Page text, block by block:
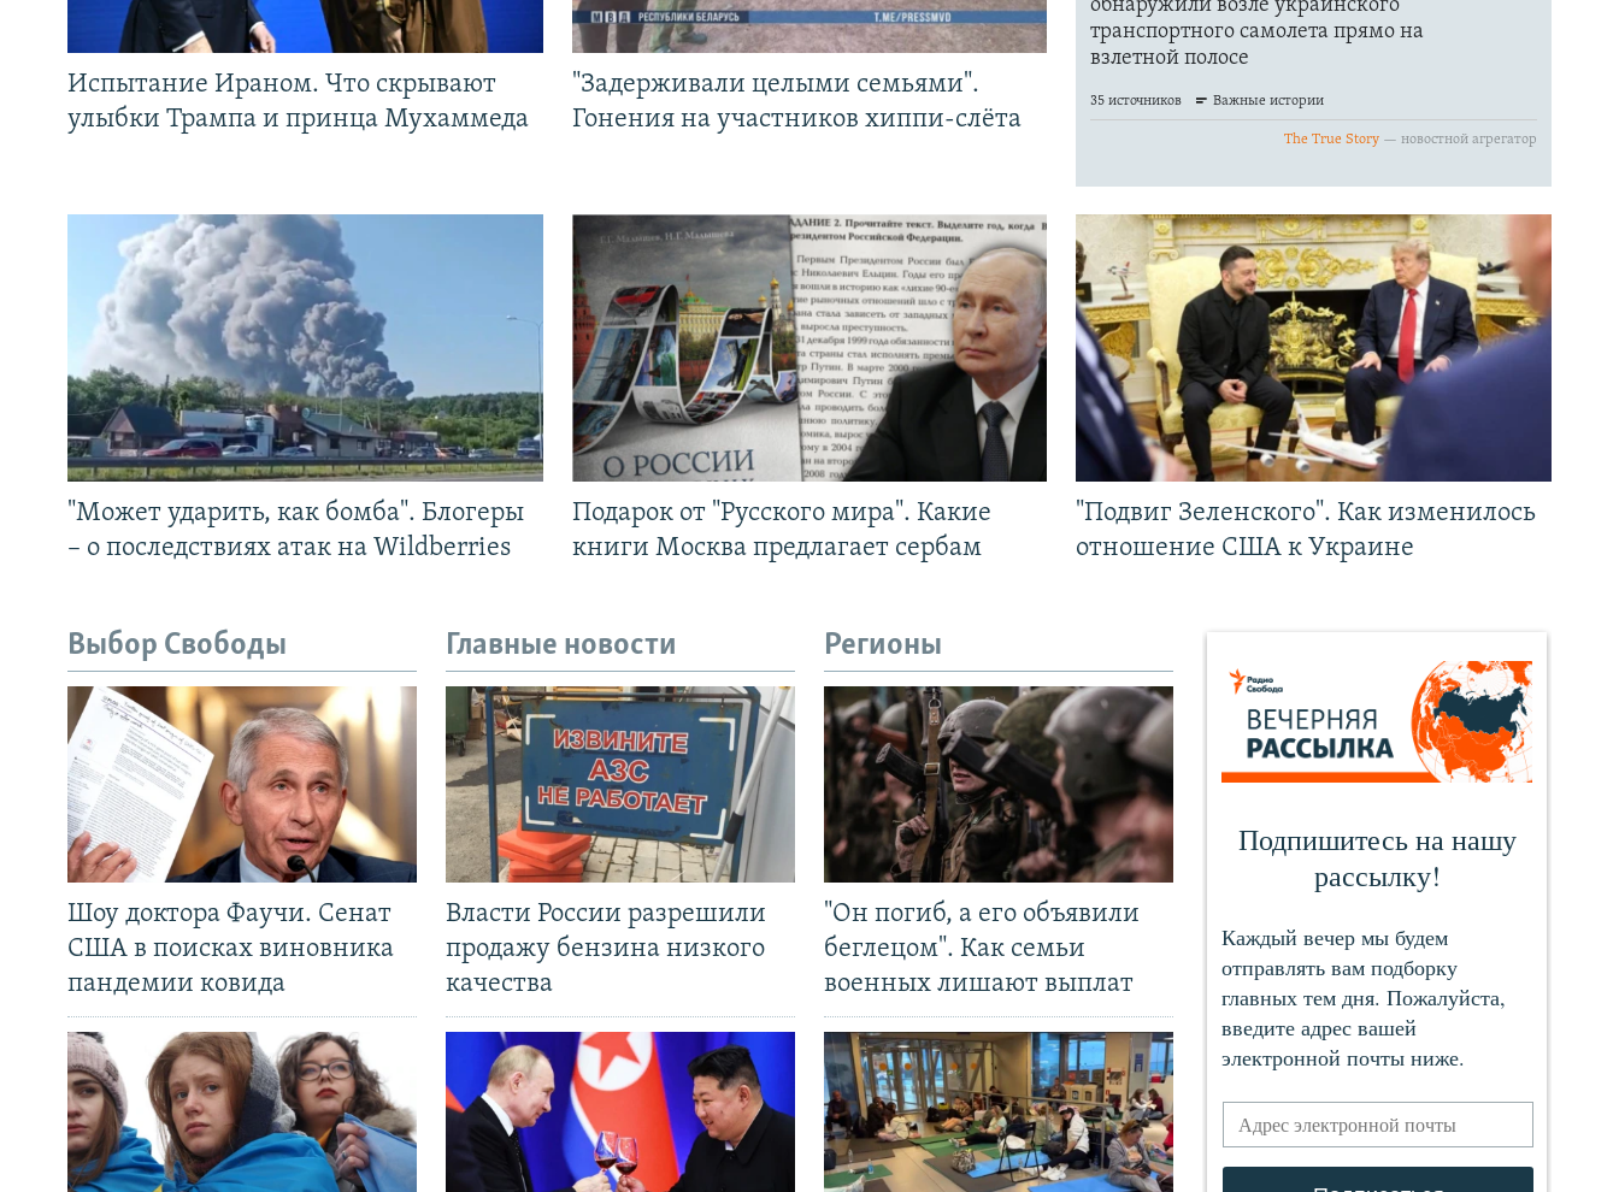
Испытание Ираном. Что скрывают
улыбки Трампа и принца Мухаммеда
"Задерживали целыми семьями".
Гонения на участников хиппи-слёта
"Может ударить, как бомба". Блогеры
– о последствиях атак на Wildberries
Подарок от "Русского мира". Какие
книги Москва предлагает сербам
"Подвиг Зеленского". Как изменилось
отношение США к Украине
Выбор Свободы
Шоу доктора Фаучи. Сенат
США в поисках виновника
пандемии ковида
Главные новости
Власти России разрешили
продажу бензина низкого
качества
Регионы
"Он погиб, а его объявили
беглецом". Как семьи
военных лишают выплат